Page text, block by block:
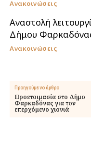
Ανακοινώσεις
Αναστολή
Δήμου
Ανακοινώσεις
Προηγούμενο άρθρο
Προετοιμασία στο Δήμο
Φαρκαδόνας για τον
επερχόμενο χιονιά